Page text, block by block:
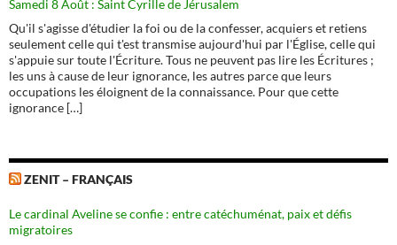
Samedi 8 Août : Saint Cyrille de Jérusalem
Qu'il s'agisse d'étudier la foi ou de la confesser, acquiers et retiens
seulement celle qui t'est transmise aujourd'hui par l'Église, celle qui
s'appuie sur toute l'Écriture. Tous ne peuvent pas lire les Écritures ;
les uns à cause de leur ignorance, les autres parce que leurs
occupations les éloignent de la connaissance. Pour que cette
ignorance […]
ZENIT – FRANÇAIS
Le cardinal Aveline se confie : entre catéchuménat, paix et défis
migratoires